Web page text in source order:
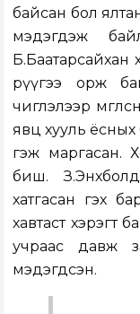
байсан бол
мэдэгдэж
Б.Баатарсайхан
рүүгээ орж
чиглэлээр
явц хууль ёсных
гэж маргасан.
биш.
хатгасан гэх
хавтаст хэрэгт
учраас давж
мэдэгдсэн.